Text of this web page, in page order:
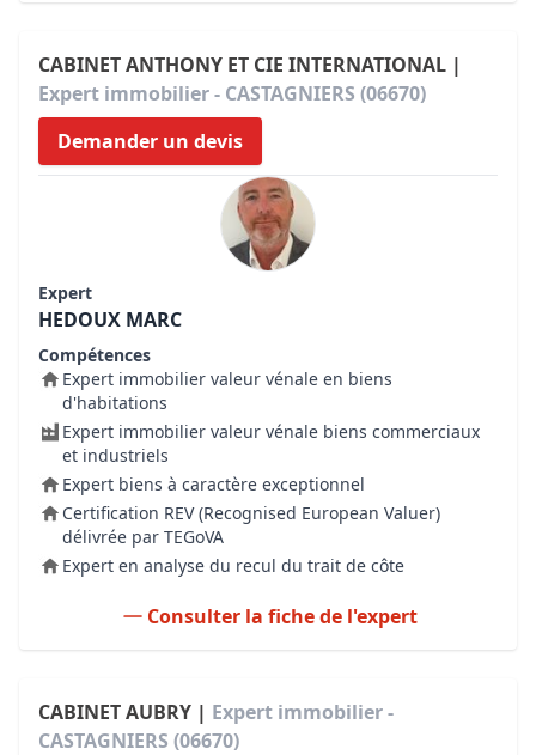
CABINET ANTHONY ET CIE INTERNATIONAL |
Expert immobilier - CASTAGNIERS (06670)
Demander un devis
Expert
HEDOUX MARC
Compétences
Expert immobilier valeur vénale en biens
d'habitations
Expert immobilier valeur vénale biens commerciaux
et industriels
Expert biens à caractère exceptionnel
Certification REV (Recognised European Valuer)
délivrée par TEGoVA
Expert en analyse du recul du trait de côte
Consulter la fiche de l'expert
CABINET AUBRY | Expert immobilier -
CASTAGNIERS (06670)